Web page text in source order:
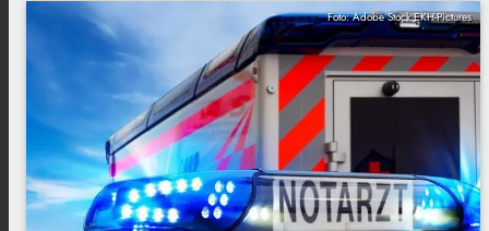
Foto: Adobe Stock EKH-Pictures